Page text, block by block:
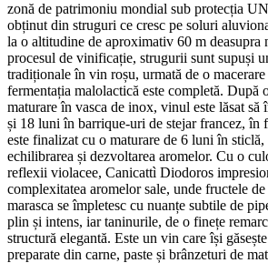
zonă de patrimoniu mondial sub protecția
obținut din struguri ce cresc pe soluri
la o altitudine de aproximativ 60 m
procesul de vinificație, strugurii sunt supuși
tradiționale în vin roșu, urmată de o
fermentația malolactică este completă. După
maturare în vasca de inox, vinul este lăsat să
și 18 luni în barrique-uri de stejar francez, în
este finalizat cu o maturare de 6 luni în sticlă,
echilibrarea și dezvoltarea aromelor. Cu o
reflexii violacee, Canicattì Diodoros
complexitatea aromelor sale, unde fructele
marasca se împletesc cu nuanțe subtile de
plin și intens, iar taninurile, de o finețe
structură elegantă. Este un vin care își
preparate din carne, paste și brânzeturi de